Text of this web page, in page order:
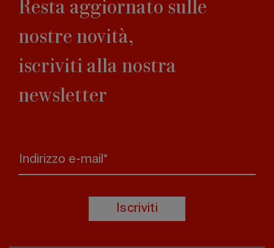
Resta aggiornato sulle
nostre novità,
iscriviti alla nostra
newsletter
Indirizzo e-mail*
Iscriviti